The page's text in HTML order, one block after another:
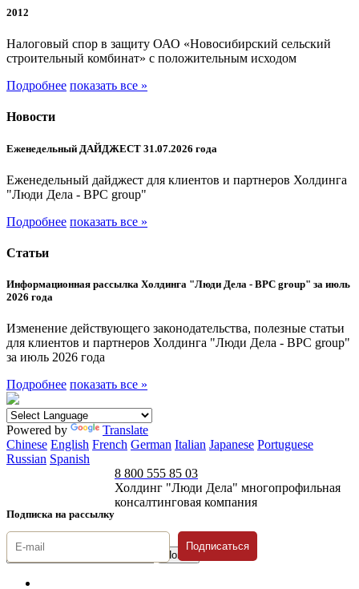
2012
Налоговый спор в защиту ОАО «Новосибирский сельский
строительный комбинат» с положительным исходом
Подробнее показать все »
Новости
Еженедельный ДАЙДЖЕСТ 31.07.2026 года
Еженедельный дайджест для клиентов и партнеров Холдинга
"Люди Дела - BPC group"
Подробнее показать все »
Статьи
Информационная рассылка Холдинга "Люди Дела - BPC group" за июль
2026 года
Изменение действующего законодательства, полезные статьи
для клиентов и партнеров Холдинга "Люди Дела - BPC group"
за июль 2026 года
Подробнее показать все »
Powered by
Translate
Chinese English French German Italian Japanese Portuguese
Russian Spanish
Подписка на рассылку
8 800 555 85 03
Холдинг "Люди Дела" многопрофильная
консалтинговая компания
Подписаться